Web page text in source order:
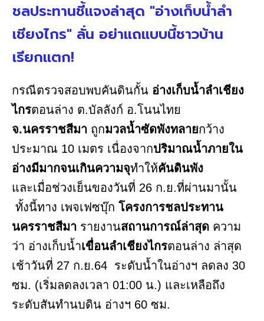
ชลประทานชี้แจงล่าสุด "อ่างเก็บน้ำลำ
เชียงไกร" ลั่น อย่าแถแบบนี้ชาวบ้าน
เรียกแตก!
กรณีตรวจสอบพบคันดินกั้น อ่างเก็บน้ำลำเชียง
ไกรตอนล่าง ต.บัลลังก์ อ.โนนไทย
จ.นครราชสีมา ถูกมวลน้ำซัดพังทลายกว้าง
ประมาณ 10 เมตร เนื่องจากปริมาณน้ำภายใน
อ่างมีมากจนเกินความจุทำให้คันดินพัง
และเมื่อช่วงเย็นของวันที่ 26 ก.ย.ที่ผ่านมานั้น
ทั้งนี้ทาง เพจเฟซบุ๊ก โครงการชลประทาน
นครราชสีมา รายงานสถานการณ์ล่าสุด ความ
ว่า อ่างเก็บน้ำเขื่อนลำเชียงไกรตอนล่าง ล่าสุด
เช้าวันที่ 27 ก.ย.64 ระดับน้ำในอ่างฯ ลดลง 30
ซม. (เริ่มลดลงเวลา 01:00 น.) และเหลือถึง
ระดับสันทำนบดิน อ่างฯ 60 ซม.